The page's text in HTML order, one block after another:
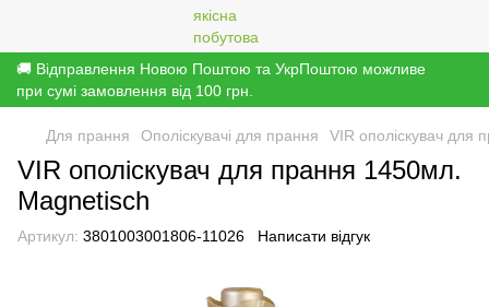
🚚 Відправлення Новою Поштою та УкрПоштою можливе
при сумі замовлення від 100 грн.
Для прання Ополіскувачі для прання VIR ополіскувач для
VIR ополіскувач для прання 1450мл.
Magnetisch
Артикул: 3801003001806-11026 Написати відгук